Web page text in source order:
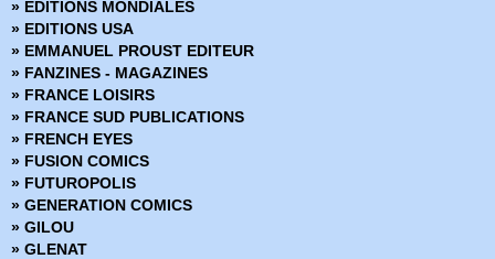
› Star Wars - 70
› Star Wars - 71
› Star Wars - 72
› Star Wars - 73
› Star Wars - 74
› Star Wars - 75
› Star Wars - 76
› Star Wars - 77
› Star Wars - 78
› Star Wars - 79
› Star Wars - 80
» EDITIONS MONDIALES
» EDITIONS USA
» EMMANUEL PROUST EDITEUR
» FANZINES - MAGAZINES
» FRANCE LOISIRS
» FRANCE SUD PUBLICATIONS
» FRENCH EYES
» FUSION COMICS
» FUTUROPOLIS
» GENERATION COMICS
» GILOU
» GLENAT